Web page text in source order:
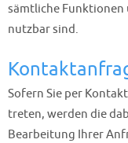
sämtliche
nutzbar sind.
Sofern Sie per
treten, werden die
Bearbeitung Ihrer